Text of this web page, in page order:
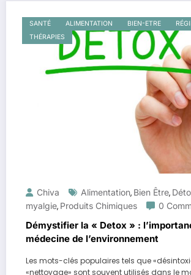
SANTÉ ALIMENTATION BIEN-ETRE
THÉRAPIES
Chiva Alimentation, Bien Être,
My­al­gie, Produits Chimiques 0
Démystifier la « Detox » :
médecine de l’environnement
Les mots-clés populaires tels que
«nettoyage» sont souvent utilisés dans le